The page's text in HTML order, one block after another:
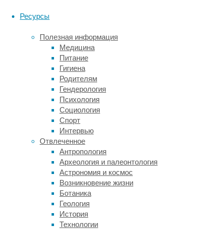
Ресурсы
Полезная информация
Медицина
Питание
Гигиена
Родителям
Гендерология
Психология
Социология
Спорт
Интервью
Отвлеченное
Антропология
Археология и палеонтология
Астрономия и космос
Возникновение жизни
Ботаника
Геология
История
Технологии
улучшают
психическое
здоровье
снижают
риск
развития
депрессии.
Команда
ученых
главе
Бруно
Биццозеро-
Перони
(Bruno
Bizzozero-
Peroni)